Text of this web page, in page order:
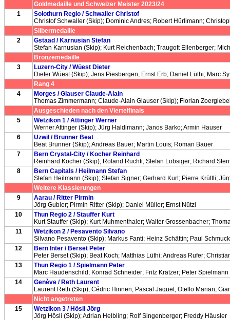
Goldmedaille und Schweizer Meister 2023/24
1
Solothurn Regio / Schwaller Christof
Christof Schwaller (Skip); Dominic Andres; Robert Hürlimann;
Silbermedaille
2
Gstaad / Karnusian Stefan
Stefan Karnusian (Skip); Kurt Reichenbach; Traugott Ellenberger;
Bronzemedaille
3
Luzern-City / Wüest Dieter
Dieter Wüest (Skip); Jens Piesbergen; Ernst Erb; Daniel Lüthi; Marc
Rang 4
4
Morges / Glauser Claude-Alain
Thomas Zimmermann; Claude-Alain Glauser (Skip); Florian
Ausgeschieden nach den Viertelfinals
5
Wetzikon 1 / Attinger Werner
Werner Attinger (Skip); Jürg Haldimann; Janos Barko; Armin Hauser
6
Uzwil / Brunner Beat
Beat Brunner (Skip); Andreas Bauer; Martin Louis; Roman Bauer
7
Bern Crystal-City / Kocher Reinhard
Reinhard Kocher (Skip); Roland Ruchti; Stefan Lobsiger; Richard
8
Bern Capitals / Heilmann Stefan
Stefan Heilmann (Skip); Stefan Signer; Gerhard Kurt; Pierre Krüttli;
Weitere Klassierungen
9
Aarau / Ritter Pirmin
Jörg Gubler; Pirmin Ritter (Skip); Daniel Müller; Ernst Nützi
10
Thun Regio 2 / Stauffer Kurt
Kurt Stauffer (Skip); Kurt Muhmenthaler; Walter Grossenbacher;
11
Wetzikon 2 / Pesavento Silvano
Silvano Pesavento (Skip); Markus Fanti; Heinz Schättin; Paul
12
Bern Inter / Berset Peter
Peter Berset (Skip); Beat Koch; Matthias Lüthi; Andreas Rufer;
13
Thun Regio 1 / Spielmann Peter
Marc Haudenschild; Konrad Schneider; Fritz Kratzer; Peter Spielmann
14
Genève / Reth Laurent
Laurent Reth (Skip); Cédric Hinnen; Pascal Jaquet; Otello Marian;
Nicht angetreten
15
Wetzikon 3 / Hösli Jörg
Jörg Hösli (Skip); Adrian Helbling; Rolf Singenberger; Freddy Häusler